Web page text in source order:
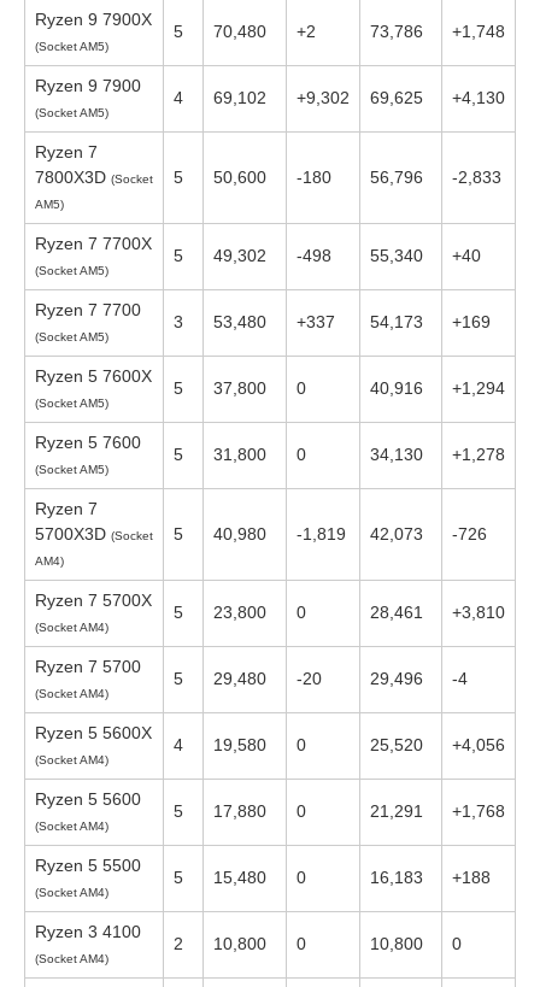
Ryzen 9 7900X
(Socket AM5)
5 70,480 +2 73,786 +1,748
Ryzen 9 7900
(Socket AM5)
4 69,102 +9,302 69,625 +4,130
Ryzen 7
7800X3D (Socket
AM5)
5 50,600 -180 56,796 -2,833
Ryzen 7 7700X
(Socket AM5)
5 49,302 -498 55,340 +40
Ryzen 7 7700
(Socket AM5)
3 53,480 +337 54,173 +169
Ryzen 5 7600X
(Socket AM5)
5 37,800 0 40,916 +1,294
Ryzen 5 7600
(Socket AM5)
5 31,800 0 34,130 +1,278
Ryzen 7
5700X3D (Socket
AM4)
5 40,980 -1,819 42,073 -726
Ryzen 7 5700X
(Socket AM4)
5 23,800 0 28,461 +3,810
Ryzen 7 5700
(Socket AM4)
5 29,480 -20 29,496 -4
Ryzen 5 5600X
(Socket AM4)
4 19,580 0 25,520 +4,056
Ryzen 5 5600
(Socket AM4)
5 17,880 0 21,291 +1,768
Ryzen 5 5500
(Socket AM4)
5 15,480 0 16,183 +188
Ryzen 3 4100
(Socket AM4)
2 10,800 0 10,800 0